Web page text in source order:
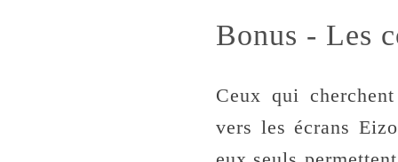
Bonus - Les
Ceux qui
vers les écrans